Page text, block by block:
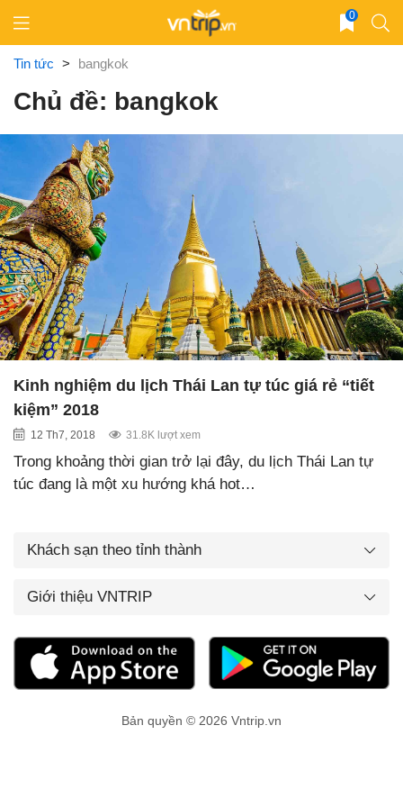
content
0
Tin tức > bangkok
Chủ đề: bangkok
Kinh nghiệm du lịch Thái Lan tự túc giá rẻ “tiết
kiệm” 2018
12 Th7, 2018 31.8K lượt xem
Trong khoảng thời gian trở lại đây, du lịch Thái Lan tự
túc đang là một xu hướng khá hot…
Khách sạn theo tỉnh thành
Giới thiệu VNTRIP
Bản quyền © 2026 Vntrip.vn